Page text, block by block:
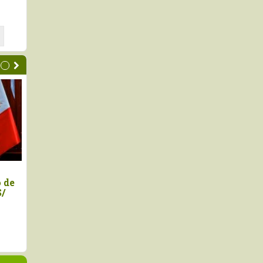
Vinelli juramentó
titular del Midagri